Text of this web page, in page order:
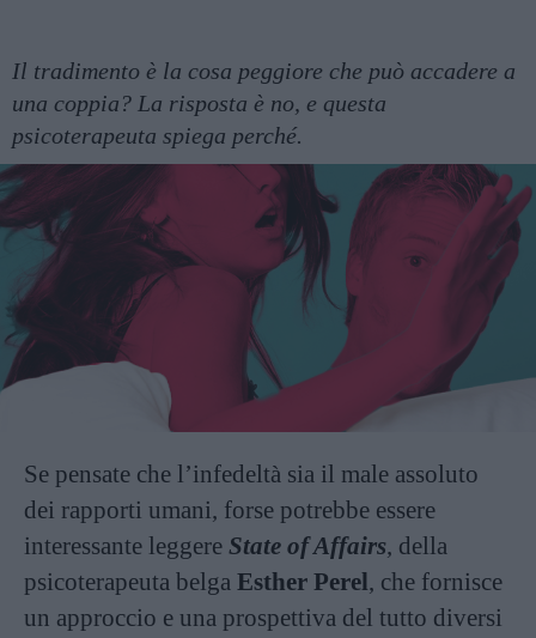
Il tradimento è la cosa peggiore che può accadere a
una coppia? La risposta è no, e questa
psicoterapeuta spiega perché.
Se pensate che l’infedeltà sia il male assoluto
dei rapporti umani, forse potrebbe essere
interessante leggere State of Affairs, della
psicoterapeuta belga Esther Perel, che fornisce
un approccio e una prospettiva del tutto diversi